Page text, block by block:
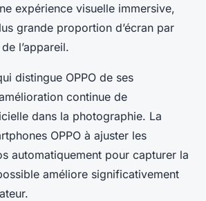
expérience visuelle immersive,
grande proportion d’écran par
l’appareil.
distingue OPPO de ses
continue de
dans la photographie. La
OPPO à ajuster les
automatiquement pour capturer la
améliore significativement